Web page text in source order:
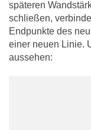
späteren
schließen,
Endpunkte des
einer neuen Linie.
aussehen: